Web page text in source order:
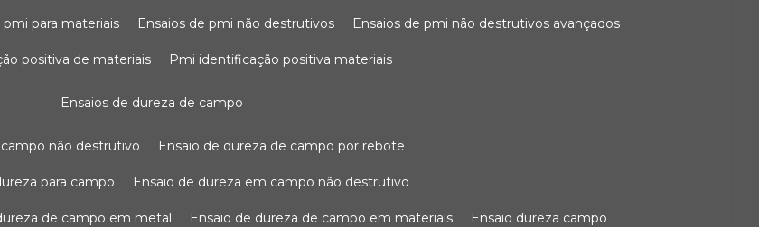
pmi para materiais ensaios de pmi não destrutivos ensaios de pmi não destrutivos avançados
positiva de materiais pmi identificação positiva materiais
ensaios de dureza de campo
campo não destrutivo ensaio de dureza de campo por rebote
para campo ensaio de dureza em campo não destrutivo
de campo em metal ensaio de dureza de campo em materiais ensaio dureza campo